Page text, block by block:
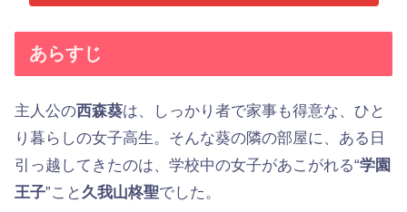
あらすじ
主人公の西森葵は、しっかり者で家事も得意な、ひと
り暮らしの女子高生。そんな葵の隣の部屋に、ある日
引っ越してきたのは、学校中の女子があこがれる“学園
王子”こと 久我山柊聖でした。